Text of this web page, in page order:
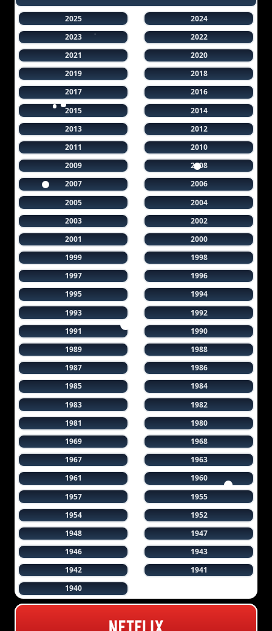
2025
2024
2023
2022
2021
2020
2019
2018
2017
2016
2015
2014
2013
2012
2011
2010
2009
2008
2007
2006
2005
2004
2003
2002
2001
2000
1999
1998
1997
1996
1995
1994
1993
1992
1991
1990
1989
1988
1987
1986
1985
1984
1983
1982
1981
1980
1969
1968
1967
1963
1961
1960
1957
1955
1954
1952
1948
1947
1946
1943
1942
1941
1940